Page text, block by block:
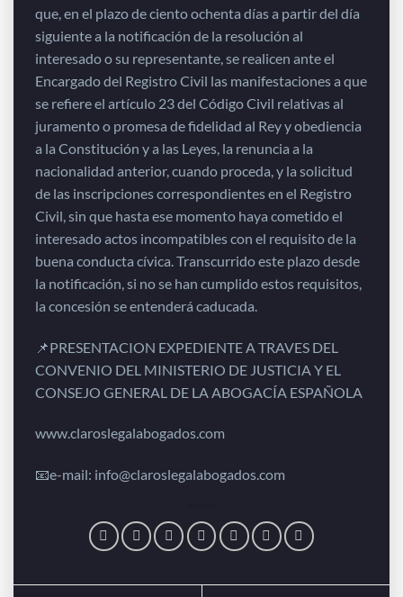
que, en el plazo de ciento ochenta días a partir del día
siguiente a la notificación de la resolución al
interesado o su representante, se realicen ante el
Encargado del Registro Civil las manifestaciones a que
se refiere el artículo 23 del Código Civil relativas al
juramento o promesa de fidelidad al Rey y obediencia
a la Constitución y a las Leyes, la renuncia a la
nacionalidad anterior, cuando proceda, y la solicitud
de las inscripciones correspondientes en el Registro
Civil, sin que hasta ese momento haya cometido el
interesado actos incompatibles con el requisito de la
buena conducta cívica. Transcurrido este plazo desde
la notificación, si no se han cumplido estos requisitos,
la concesión se entenderá caducada.
📌PRESENTACION EXPEDIENTE A TRAVES DEL
CONVENIO DEL MINISTERIO DE JUSTICIA Y EL
CONSEJO GENERAL DE LA ABOGACÍA ESPAÑOLA
www.claroslegalabogados.com
📧e-mail: info@claroslegalabogados.com